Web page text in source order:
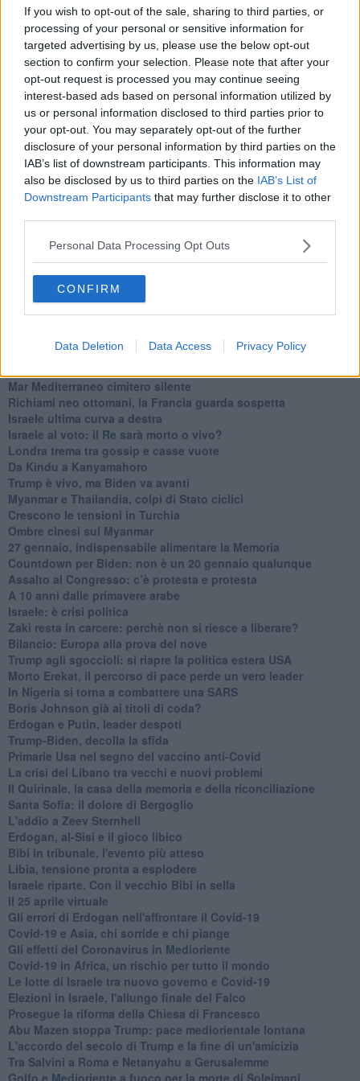
If you wish to opt-out of the sale, sharing to third parties, or
processing of your personal or sensitive information for
targeted advertising by us, please use the below opt-out
section to confirm your selection. Please note that after your
opt-out request is processed you may continue seeing
interest-based ads based on personal information utilized by
us or personal information disclosed to third parties prior to
your opt-out. You may separately opt-out of the further
disclosure of your personal information by third parties on the
IAB’s list of downstream participants. This information may
also be disclosed by us to third parties on the IAB’s List of
Downstream Participants that may further disclose it to other
Personal Data Processing Opt Outs
CONFIRM
Data Deletion Data Access Privacy Policy
Natale da incubo per Boris Johnson
La questione Ucraina
Cipro, un ponte dove si mischiano le culture
Una vigilia di Natale per un nuovo Rais
La questione israelo-palestinese ignorata dal G20
Erdogan continua a sfidare l'Occidente
Libano, collasso economico e guerra civile
Johnson, da Trump a Biden alla Brexit
L'AUKUS e il Quad
Biden, primo presidente USA non in guerra
Papa Bergoglio vedrà Viktor Orbán
Bennet, un giorno in attesa di Biden
​La lenta agonia del Libano
Sudafrica, è allarme alimentare
Usa di nuovo al centro della geopolitica internazionale
L’appuntamento di Israele con il cambiamento
La farsa delle elezioni in Siria
In Medioriente non ci sono favole, solo realtà
Niente di nuovo in Medioriente
La forza di Boris Johnson
Mar Mediterraneo cimitero silente
Richiami neo ottomani, la Francia guarda sospetta
Israele ultima curva a destra
Israele al voto: il Re sarà morto o vivo?
Londra trema tra gossip e casse vuote
Da Kindu a Kanyamahoro
Trump è vivo, ma Biden va avanti
Myanmar e Thailandia, colpi di Stato ciclici
Crescono le tensioni in Turchia
Ombre cinesi sul Myanmar
27 gennaio, indispensabile alimentare la Memoria
Countdown per Biden: non è un 20 gennaio qualunque
Assalto al Congresso: c’è protesta e protesta
A 10 anni dalle primavere arabe
Israele: è crisi politica
Zaki resta in carcere: perchè non si riesce a liberare?
Bilancio: Europa alla prova del nove
Trump agli sgoccioli: si riapre la politica estera USA
Morto Erekat, il percorso di pace perde un vero leader
In Nigeria si torna a combattere una SARS
Boris Johnson già ai titoli di coda?
Erdogan e Putin, leader despoti
Trump-Biden, decolla la sfida
Primarie Usa nel segno del vaccino anti-Covid
La crisi del Libano tra vecchi e nuovi problemi
Il Quirinale, la casa della memoria e della riconciliazione
Santa Sofia: il dolore di Bergoglio
L'addio a ​Zeev Sternhell
Erdogan, al-Sisi e il gioco libico
Bibi in tribunale, l'evento più atteso
Libia, tensione pronta a esplodere
Israele riparte. Con il vecchio Bibi in sella
Il 25 aprile virtuale
Gli errori di Erdogan nell'affrontare il Covid-19
Covid-19 e Asia, chi sorride e chi piange
Gli effetti del Coronavirus in Medioriente
Covid-19 in Africa, un rischio per tutto il mondo
Le lotte di Israele tra nuovo governo e Covid-19
Elezioni in Israele, l'allungo finale del Falco
Prosegue la riforma della Chiesa di Francesco
Abu Mazen stoppa Trump: pace mediorientale lontana
L'accordo del secolo di Trump e la fine di un'amicizia
Tra Salvini a Roma e Netanyahu a Gerusalemme
Golfo e Medioriente a fuoco per la morte di Soleimani